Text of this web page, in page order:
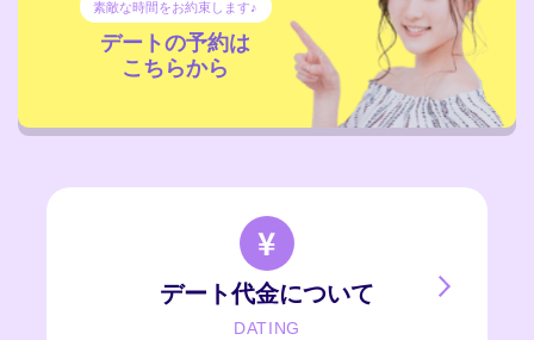
素敵な時間をお約束します♪
デートの予約は
こちらから
デート代金について
DATING